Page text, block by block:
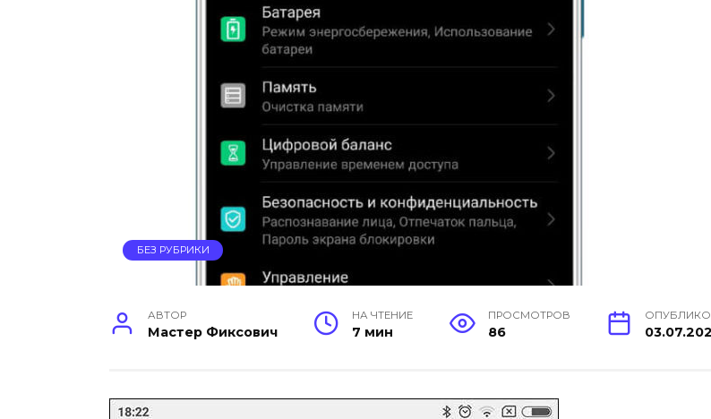
БЕЗ РУБРИКИ
АВТОР
Мастер Фиксович
НА ЧТЕНИЕ
7 мин
ПРОСМОТРОВ
86